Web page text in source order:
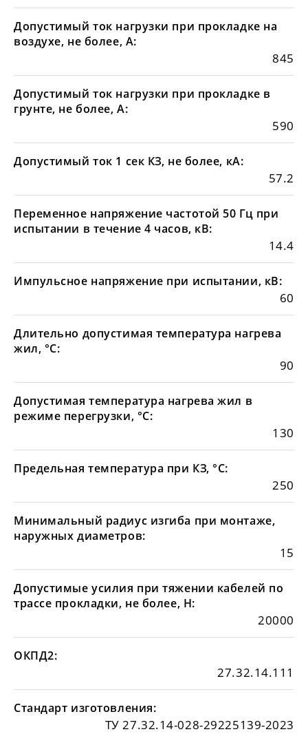
Допустимый ток нагрузки при прокладке на
воздухе, не более, А:
845
Допустимый ток нагрузки при прокладке в
грунте, не более, А:
590
Допустимый ток 1 сек КЗ, не более, кА:
57.2
Переменное напряжение частотой 50 Гц при
испытании в течение 4 часов, кВ:
14.4
Импульсное напряжение при испытании, кВ:
60
Длительно допустимая температура нагрева
жил, °С:
90
Допустимая температура нагрева жил в
режиме перегрузки, °С:
130
Предельная температура при КЗ, °С:
250
Минимальный радиус изгиба при монтаже,
наружных диаметров:
15
Допустимые усилия при тяжении кабелей по
трассе прокладки, не более, Н:
20000
ОКПД2:
27.32.14.111
Стандарт изготовления:
ТУ 27.32.14-028-29225139-2023